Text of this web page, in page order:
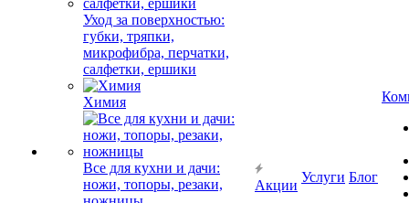
Уход за поверхностью:
губки, тряпки,
микрофибра, перчатки,
салфетки, ершики
Химия
Все для кухни и дачи:
ножи, топоры, резаки,
Акции
Услуги Блог